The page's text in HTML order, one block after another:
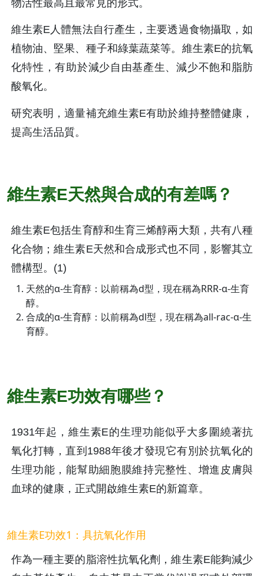
物活性最高且最常見的形式。
維生素E人體無法自行產生，主要透過食物攝取，如
植物油、堅果、種子和綠葉蔬菜等。維生素E的抗氧
化特性，有助於減少自由基產生、減少不飽和脂肪
酸氧化。
研究表明，適量補充維生素E有助於維持整體健康，
提高生活品質。
維生素E天然與合成的有差嗎？
維生素E包括生育醇和生育三烯醇兩大類，共有八種
化合物；維生素E天然和合成形式也不同，影響其立
體構型。(1)
天然的α-生育醇：以前稱為d型，現在稱為RRR-α-生育
醇。
合成的α-生育醇：以前稱為dl型，現在稱為all-rac-α-生
育醇。
維生素E功效有哪些？
1931年起，維生素E的生理功能似乎大多圍繞著抗
氧化打轉，直到1988年後才發現它有別於抗氧化的
生理功能，能幫助細胞膜維持完整性、增進皮膚與
血球的健康，正式開啟維生素E的新篇章。
維生素E功效1：具抗氧化作用
作為一種主要的脂溶性抗氧化劑，維生素E能夠減少